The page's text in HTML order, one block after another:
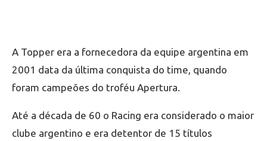
A Topper era a fornecedora da equipe argentina em
2001 data da última conquista do time, quando
foram campeões do troféu Apertura.
Até a década de 60 o Racing era considerado o maior
clube argentino e era detentor de 15 títulos